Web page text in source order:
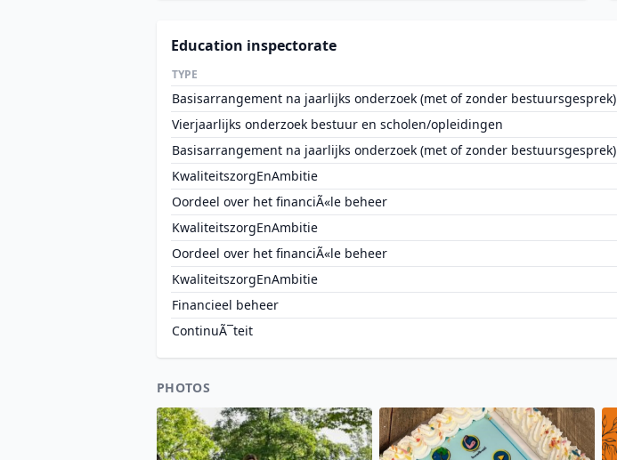
Education inspectorate
TYPE
Basisarrangement na jaarlijks onderzoek (met of zonder bestuursgesprek)
Vierjaarlijks onderzoek bestuur en scholen/opleidingen
Basisarrangement na jaarlijks onderzoek (met of zonder bestuursgesprek)
KwaliteitszorgEnAmbitie
Oordeel over het financiÃ«le beheer
KwaliteitszorgEnAmbitie
Oordeel over het financiÃ«le beheer
KwaliteitszorgEnAmbitie
Financieel beheer
ContinuÃ¯teit
PHOTOS